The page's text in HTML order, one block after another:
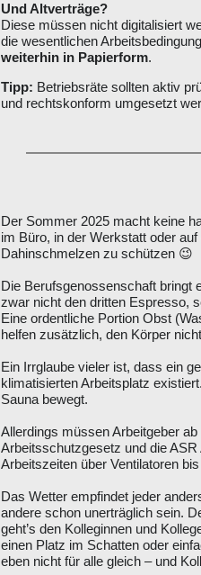
Und Altverträge?
Diese müssen nicht digitalisiert
die wesentlichen
weiterhin in Papierform.
Tipp: Betriebsräte sollten aktiv
und rechtskonform umgesetzt
Der Sommer 2025 macht keine
im Büro, in der Werkstatt oder
Dahinschmelzen zu schützen 😉
Die Berufsgenossenschaft bringt
zwar nicht den dritten Espresso,
Eine ordentliche Portion Obst
helfen zusätzlich, den Körper
Ein Irrglaube vieler ist, dass ein
klimatisierten Arbeitsplatz
Sauna bewegt.
Allerdings müssen Arbeitgeber
Arbeitsschutzgesetz und die
Arbeitszeiten über Ventilatoren
Das Wetter empfindet jeder
andere schon unerträglich sein.
geht’s den Kolleginnen und
einen Platz im Schatten oder
eben nicht für alle gleich – und